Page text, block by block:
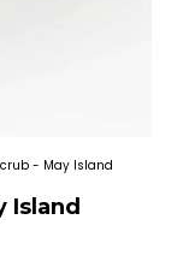
- May Island
Island